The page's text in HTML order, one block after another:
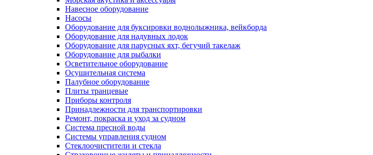
Навесное оборудование
Насосы
Оборудование для буксировки воднолыжника, вейкборда
Оборудование для надувных лодок
Оборудование для парусных яхт, бегучий такелаж
Оборудование для рыбалки
Осветительное оборудование
Осушительная система
Палубное оборудование
Плиты транцевые
Приборы контроля
Принадлежности для транспортировки
Ремонт, покраска и уход за судном
Система пресной воды
Системы управления судном
Стеклоочистители и стекла